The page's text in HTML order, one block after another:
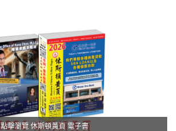
點擊瀏覽 休斯頓黃頁 電子書